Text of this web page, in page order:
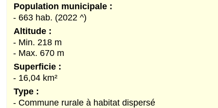
Population municipale :
- 663 hab. (2022 ^)
Altitude :
- Min. 218 m
- Max. 670 m
Superficie :
- 16,04 km²
Type :
- Commune rurale à habitat dispersé